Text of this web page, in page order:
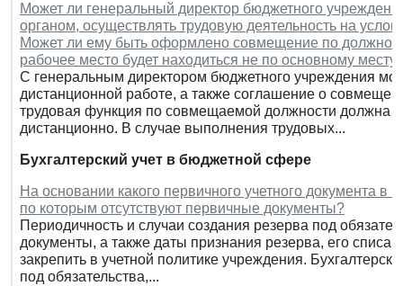
Может ли генеральный директор бюджетного
органом, осуществлять трудовую деятельность на
Может ли ему быть оформлено совмещение по
рабочее место будет находиться не по основному месту
С генеральным директором бюджетного учреждения
дистанционной работе, а также соглашение о
трудовая функция по совмещаемой должности должна
дистанционно. В случае выполнения трудовых...
Бухгалтерский учет в бюджетной сфере
На основании какого первичного учетного документа в
по которым отсутствуют первичные документы?
Периодичность и случаи создания резерва под
документы, а также даты признания резерва, его
закрепить в учетной политике учреждения.
под обязательства,...